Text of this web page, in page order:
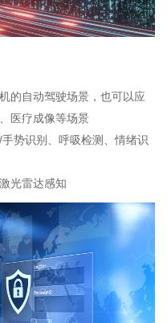
的自动驾驶场景，也可以应
医疗成像等场景
势识别、呼吸检测、情绪识
光雷达感知